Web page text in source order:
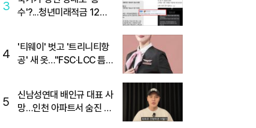
3
수'?...청년미래적금 12%
4
'티웨이' 벗고 '트리니티항
공' 새 옷…"FSC·LCC 틈
5
신남성연대 배인규 대표 사
망…인천 아파트서 숨진 채